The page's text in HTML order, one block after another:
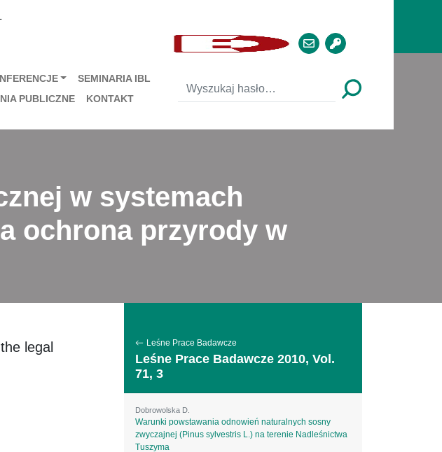
SEMINARIA IBL
PUBLICZNE KONTAKT
w systemach
ochrona przyrody w
legal
Leśne Prace Badawcze
Leśne Prace Badawcze 2010, Vol.
71, 3
Dobrowolska D.
Warunki powstawania odnowień naturalnych sosny
zwyczajnej (Pinus sylvestris L.) na terenie Nadleśnictwa
Tuszyma